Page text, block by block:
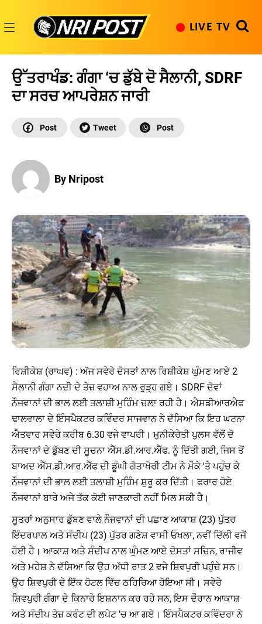
content
LIVE TV
ਉੱਤਰਾਖੰਡ: ਗੰਗਾ ‘ਚ ਡੁੱਬੇ ਦੋ ਸੈਲਾਨੀ, SDRF
ਦਾ ਸਰਚ ਆਪਰੇਸ਼ਨ ਜਾਰੀ
By Nripost
ਰਿਸ਼ੀਕੇਸ਼ (ਰਾਘਵ) : ਅੱਜ ਸਵੇਰੇ ਦੋਸਤਾਂ ਨਾਲ ਰਿਸ਼ੀਕੇਸ਼ ਘੁੰਮਣ ਆਏ 2
ਸੈਲਾਨੀ ਗੰਗਾ ਨਦੀ ਦੇ ਤੇਜ਼ ਵਹਾਅ ਨਾਲ ਰੁੜ੍ਹ ਗਏ। SDRF ਦੋਵਾਂ
ਨੌਜਵਾਨਾਂ ਦੀ ਭਾਲ ਲਈ ਤਲਾਸ਼ੀ ਮੁਹਿੰਮ ਚਲਾ ਰਹੀ ਹੈ। ਐਸਡੀਆਰਐਫ
ਢਾਲਵਾਲਾ ਦੇ ਇੰਸਪੈਕਟਰ ਕਵਿੰਦਰ ਸਾਜਵਾਨ ਨੇ ਦੱਸਿਆ ਕਿ ਇਹ ਘਟਨਾ
ਐਤਵਾਰ ਸਵੇਰੇ ਕਰੀਬ 6.30 ਵਜੇ ਵਾਪਰੀ। ਮੁਨੀਕੇਰੇਤੀ ਪੁਲਸ ਵੱਲੋਂ ਦੋ
ਨੌਜਵਾਨਾਂ ਦੇ ਡੁੱਬਣ ਦੀ ਸੂਚਨਾ ਐੱਸ.ਡੀ.ਆਰ.ਐੱਫ. ਨੂੰ ਦਿੱਤੀ ਗਈ, ਜਿਸ ਤੋਂ
ਬਾਅਦ ਐੱਸ.ਡੀ.ਆਰ.ਐੱਫ ਦੀ ਡੂੰਘੀ ਗੋਤਾਖੋਰੀ ਟੀਮ ਨੇ ਮੌਕੇ 'ਤੇ ਪਹੁੰਚ ਕੇ
ਨੌਜਵਾਨਾਂ ਦੀ ਭਾਲ ਲਈ ਤਲਾਸ਼ੀ ਮੁਹਿੰਮ ਸ਼ੁਰੂ ਕਰ ਦਿੱਤੀ। ਫਰਾਰ ਹੋਏ
ਨੌਜਵਾਨਾਂ ਬਾਰੇ ਅਜੇ ਤੱਕ ਕੋਈ ਜਾਣਕਾਰੀ ਨਹੀਂ ਮਿਲ ਸਕੀ ਹੈ।
ਸੂਤਰਾਂ ਅਨੁਸਾਰ ਡੁੱਬਣ ਵਾਲੇ ਨੌਜਵਾਨਾਂ ਦੀ ਪਛਾਣ ਆਕਾਸ਼ (23) ਪੁੱਤਰ
ਇੰਦਰਪਾਲ ਅਤੇ ਸੰਦੀਪ (23) ਪੁੱਤਰ ਗਣੇਸ਼ ਵਾਸੀ ਓਖਲਾ, ਨਵੀਂ ਦਿੱਲੀ ਵਜੋਂ
ਹੋਈ ਹੈ। ਆਕਾਸ਼ ਅਤੇ ਸੰਦੀਪ ਨਾਲ ਘੁੰਮਣ ਆਏ ਦੋਸਤਾਂ ਸਚਿਨ, ਰਾਜੀਵ
ਅਤੇ ਮਹੇਸ਼ ਨੇ ਦੱਸਿਆ ਕਿ ਉਹ ਅੱਧੀ ਰਾਤ 2 ਵਜੇ ਸ਼ਿਵਪੁਰੀ ਪਹੁੰਚੇ ਸਨ।
ਉਹ ਸ਼ਿਵਪੁਰੀ ਦੇ ਇੱਕ ਹੋਟਲ ਵਿੱਚ ਠਹਿਰਿਆ ਹੋਇਆ ਸੀ। ਸਵੇਰੇ
ਸ਼ਿਵਪੁਰੀ ਗੰਗਾ ਦੇ ਕਿਨਾਰੇ ਇਸ਼ਨਾਨ ਕਰ ਰਹੇ ਸਨ, ਇਸ ਦੌਰਾਨ ਆਕਾਸ਼
ਅਤੇ ਸੰਦੀਪ ਤੇਜ਼ ਕਰੰਟ ਦੀ ਲਪੇਟ 'ਚ ਆ ਗਏ। ਇੰਸਪੈਕਟਰ ਕਵਿੰਦਰਾ ਨੇ